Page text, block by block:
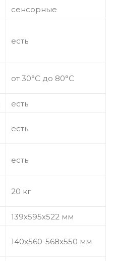
сенсорные
есть
от 30°С до 80°С
есть
есть
есть
20 кг
139х595х522 мм
140х560-568х550 мм